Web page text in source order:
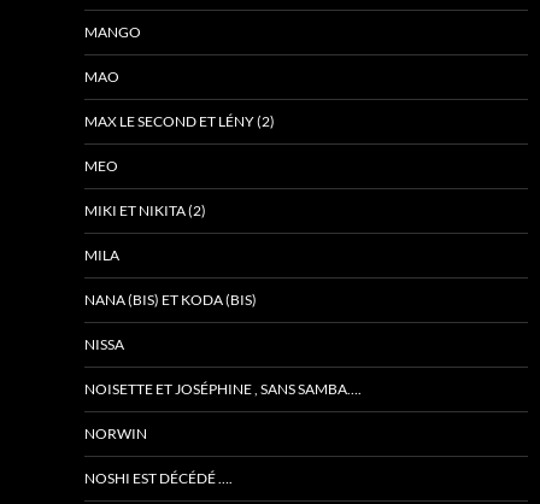
MANGO
MAO
MAX LE SECOND ET LÉNY (2)
MEO
MIKI ET NIKITA (2)
MILA
NANA (BIS) ET KODA (BIS)
NISSA
NOISETTE ET JOSÉPHINE , SANS SAMBA….
NORWIN
NOSHI EST DÉCÉDÉ ….